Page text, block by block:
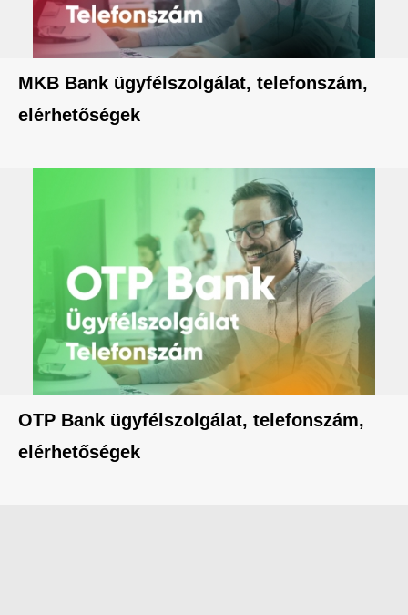
MKB Bank ügyfélszolgálat, telefonszám,
elérhetőségek
OTP Bank ügyfélszolgálat, telefonszám,
elérhetőségek